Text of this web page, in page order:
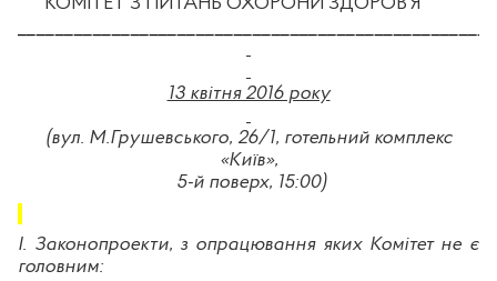
13 квітня 2016 року
(вул. М.Грушевського, 26/1, готельний комплекс
«Київ»,
5-й поверх, 15:00)
І. Законопроекти, з опрацювання яких Комітет не є
головним: